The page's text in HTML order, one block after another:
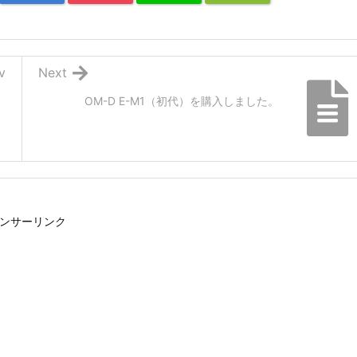
OM-D E-M1（初代）を購入しました。
Next
サーリンク